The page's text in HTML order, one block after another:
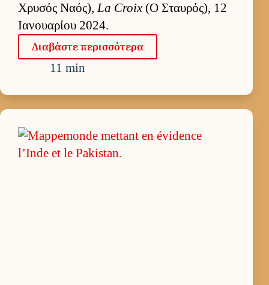
Χρυσός Ναός),La Croix (Ο Σταυ­ρός), 12
Ια­νουα­ρίου 2024.
Δια­βάστε περισ­σότερα
11 min